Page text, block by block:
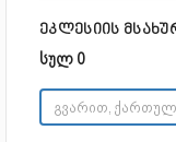
ეკლესიის
სულ 0